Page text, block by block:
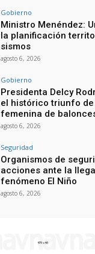
Gobierno
Ministro Menéndez:
la planificación
sismos
agosto 6, 2026
Gobierno
Presidenta Delcy
el histórico triunfo
femenina de
agosto 6, 2026
Seguridad
Organismos de
acciones ante la
fenómeno El Niño
agosto 6, 2026